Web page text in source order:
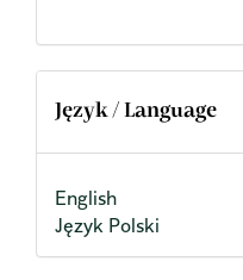
Język / Language
English
Język Polski